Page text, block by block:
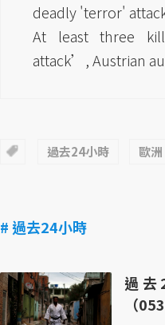
deadly 'terror'
At least three
attack’, Austrian
過去24小時 歐洲
# 過去24小時
過去
（